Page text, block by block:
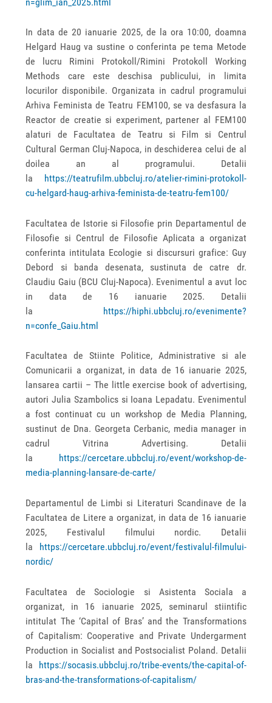
In data de 20 ianuarie 2025, de la ora 10:00, doamna
Helgard Haug va sustine o conferinta pe tema Metode
de lucru Rimini Protokoll/Rimini Protokoll Working
Methods care este deschisa publicului, in limita
locurilor disponibile. Organizata in cadrul programului
Arhiva Feminista de Teatru FEM100, se va desfasura la
Reactor de creatie si experiment, partener al FEM100
alaturi de Facultatea de Teatru si Film si Centrul
Cultural German Cluj-Napoca, in deschiderea celui de al
doilea an al programului. Detalii
la
https://teatrufilm.ubbcluj.ro/atelier-rimini-protokoll-
cu-helgard-haug-arhiva-feminista-de-teatru-fem100/
Facultatea de Istorie si Filosofie prin Departamentul de
Filosofie si Centrul de Filosofie Aplicata a organizat
conferinta intitulata Ecologie si discursuri grafice: Guy
Debord si banda desenata, sustinuta de catre dr.
Claudiu Gaiu (BCU Cluj-Napoca). Evenimentul a avut loc
in data de 16 ianuarie 2025. Detalii
la https://hiphi.ubbcluj.ro/evenimente?
n=confe_Gaiu.html
Facultatea de Stiinte Politice, Administrative si ale
Comunicarii a organizat, in data de 16 ianuarie 2025,
lansarea cartii – The little exercise book of advertising,
autori Julia Szambolics si Ioana Lepadatu. Evenimentul
a fost continuat cu un workshop de Media Planning,
sustinut de Dna. Georgeta Cerbanic, media manager in
cadrul Vitrina Advertising. Detalii
la
https://cercetare.ubbcluj.ro/event/workshop-de-
media-planning-lansare-de-carte/
Departamentul de Limbi si Literaturi Scandinave de la
Facultatea de Litere a organizat, in data de 16 ianuarie
2025, Festivalul filmului nordic. Detalii
la https://cercetare.ubbcluj.ro/event/festivalul-filmului-
nordic/
Facultatea de Sociologie si Asistenta Sociala a
organizat, in 16 ianuarie 2025, seminarul stiintific
intitulat The ‘Capital of Bras’ and the Transformations
of Capitalism: Cooperative and Private Undergarment
Production in Socialist and Postsocialist Poland. Detalii
la https://socasis.ubbcluj.ro/tribe-events/the-capital-of-
bras-and-the-transformations-of-capitalism/